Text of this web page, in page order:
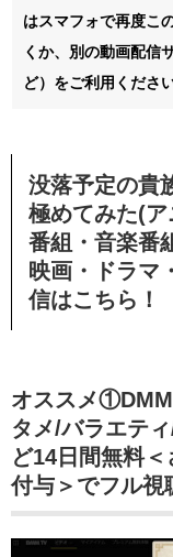
はスマフォで再度こ
くか、別の動画配信
ど）をご利用くださ
没落予定の貴
極めてみた(
番組・音楽番
映画・ドラマ
信はこちら！
オススメ
タメ/バラエテ
ど14日間無料
付与＞でフル視